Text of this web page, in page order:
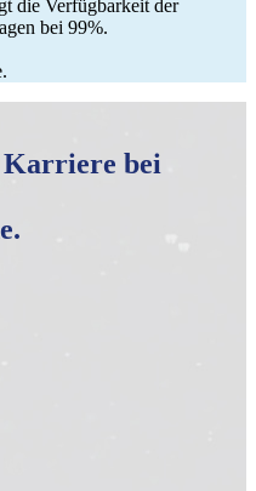
die Verfügbarkeit der
bei 99%.
Karriere bei